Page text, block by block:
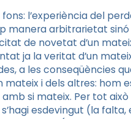
l’experiència del
manera arbitrarietat
de novetat d’un
ja la veritat d’un
a les conseqüències
mateix i dels altres:
si mateix. Per tot
esdevingut (la